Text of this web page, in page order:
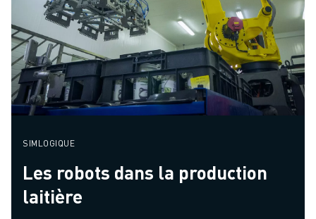
SIMLOGIQUE
Les robots dans la production
laitière